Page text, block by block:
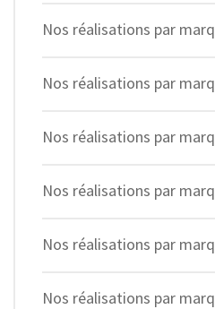
Nos réalisations par
Nos réalisations par
Nos réalisations par
Nos réalisations par
Nos réalisations par
Nos réalisations par